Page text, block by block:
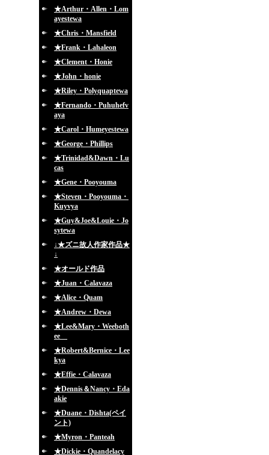
★Arthur・Allen・Lom
ayestewa
★Chris・Mansfield
★Frank・Lahaleon
★Clement・Honie
★John・honie
★Riley・Polyquaptewa
★Fernando・Puhuhefv
aya
★Carol・Humeyestewa
★George・Phillips
★Trinidad&Dawn・Lu
cas
★Gene・Pooyouma
★Steven・Pooyouma・
Kuyvya
★Guy&Joe&Louie・Jo
sytewa
↓★ズニ故人作家作品★
↓
★オールド作品
★Juan・Calavaza
★Alice・Quam
★Andrew・Dewa
★Lee&Mary・Weeboth
ee
★Robert&Bernice・Lee
kya
★Effie・Calavaza
★Dennis＆Nancy・Eda
akie
★Duane・Dishta(ペイ
ント)
★Myron・Panteah
★Dickie・Quandelacy